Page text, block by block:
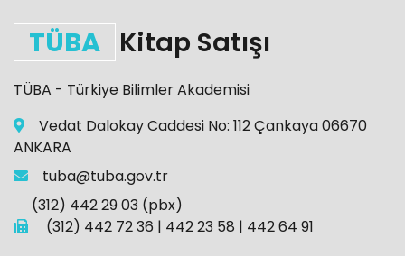
TÜBA Kitap Satışı
TÜBA - Türkiye Bilimler Akademisi
Vedat Dalokay Caddesi No: 112 Çankaya 06670
ANKARA
tuba@tuba.gov.tr
(312) 442 29 03 (pbx)
(312) 442 72 36 | 442 23 58 | 442 64 91